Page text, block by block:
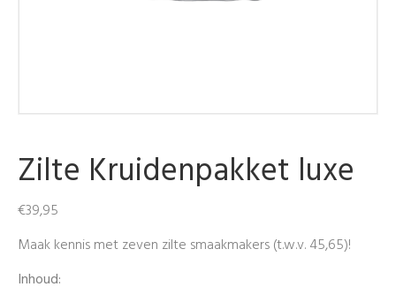
Zilte Kruidenpakket luxe
€39,95
Maak kennis met zeven zilte smaakmakers (t.w.v. 45,65)!
Inhoud: